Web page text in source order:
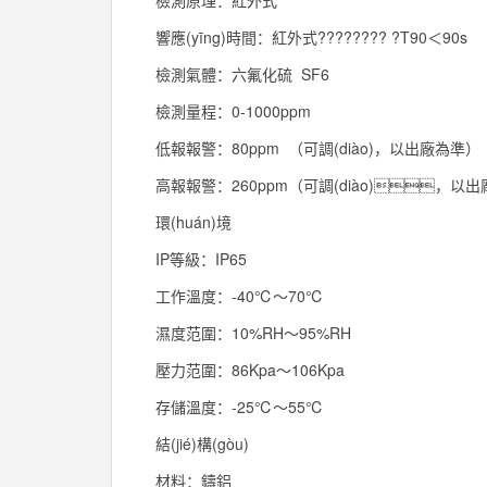
響應(yīng)時間：紅外式???????? ?T90＜90s
檢測氣體：六氟化硫 SF6
檢測量程：0-1000ppm
低報報警：80ppm （可調(diào)，以出廠為準）
高報報警：260ppm（可調(diào)，以出
環(huán)境
IP等級：IP65
工作溫度：-40℃～70℃
濕度范圍：10%RH～95%RH
壓力范圍：86Kpa～106Kpa
存儲溫度：-25℃～55℃
結(jié)構(gòu)
材料：鑄鋁